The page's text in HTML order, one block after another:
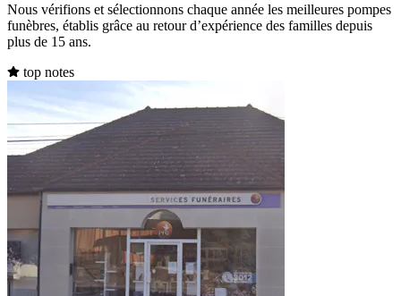
Nous vérifions et sélectionnons chaque année les meilleures pompes
funèbres, établis grâce au retour d’expérience des familles depuis
plus de 15 ans.
top notes